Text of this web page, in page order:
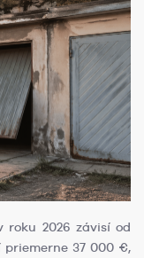
roku 2026 závisí od
37 000 €,